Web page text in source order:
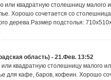
или квадратную столешницу малого
Хорошо сочетается со
дерева.Размер подстолья:
область) - 21.Фев. 13:52
или квадратную столешницу малого
для кафе, баров, кофеин. Хорошо